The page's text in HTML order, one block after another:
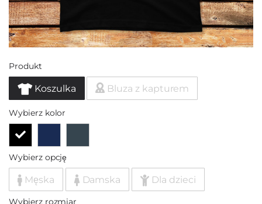
Produkt
Koszulka Bluza z kapturem
Wybierz kolor
Wybierz opcję
Męska Damska Dla dzieci
Wybierz rozmiar